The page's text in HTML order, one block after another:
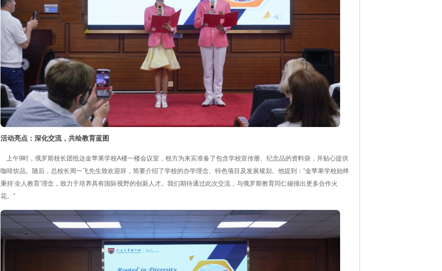
活动亮点：深化交流，共绘教育蓝图
上午9时，俄罗斯校长团抵达金苹果学校A楼一楼会议室，校方为来宾准备了包含学校宣传册、纪念品的资料袋，并贴心提供
咖啡饮品。随后，总校长周一飞先生致欢迎辞，简要介绍了学校的办学理念、特色项目及发展规划。他提到：“金苹果学校始终
秉持‘全人教育’理念，致力于培养具有国际视野的创新人才。我们期待通过此次交流，与俄罗斯教育同仁碰撞出更多合作火
花。”